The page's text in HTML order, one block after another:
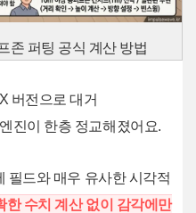
존 퍼팅 공식 계산 방법
버전으로 대거
진이 한층 정교해졌어요.
필드와 매우 유사한 시각적
한 수치 계산 없이 감각에만